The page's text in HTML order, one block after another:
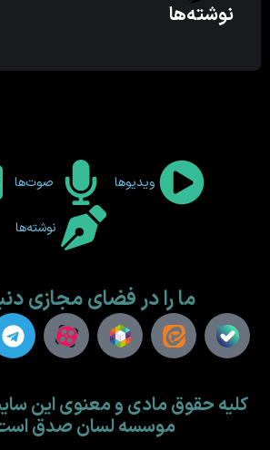
نوشته‌ها
ویدیوها صوت‌ها
نوشته‌ها
ما را در فضای مجازی
کلیه حقوق مادی و معنوی این
موسسه لسان صدق